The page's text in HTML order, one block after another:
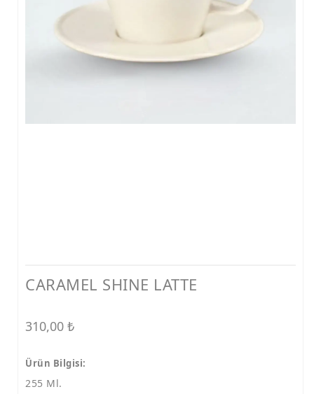
CARAMEL SHINE LATTE
310,00 ₺
Ürün Bilgisi:
255 Ml.